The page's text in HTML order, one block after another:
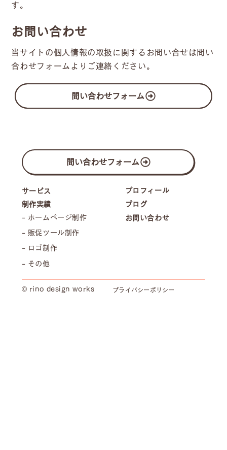
す。
お問い合わせ
当サイトの個人情報の取扱に関するお問い合せは問い
合わせフォームよりご連絡ください。
問い合わせフォーム
問い合わせフォーム
© rino design works
サービス
制作実績
- ホームページ制作
- 販促ツール制作
- ロゴ制作
- その他
プロフィール
ブログ
お問い合わせ
プライバシーポリシー